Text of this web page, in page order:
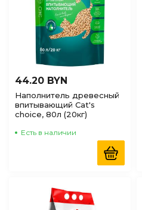
44.20 BYN
Наполнитель древесный
впитывающий Cat's
choice, 80л (20кг)
Есть в наличии